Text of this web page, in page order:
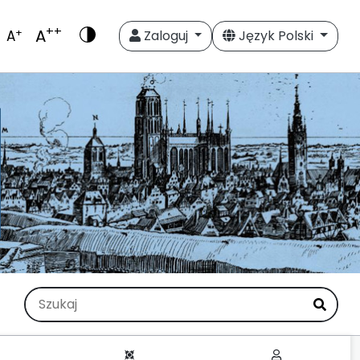
A+ A++ Zaloguj Język Polski